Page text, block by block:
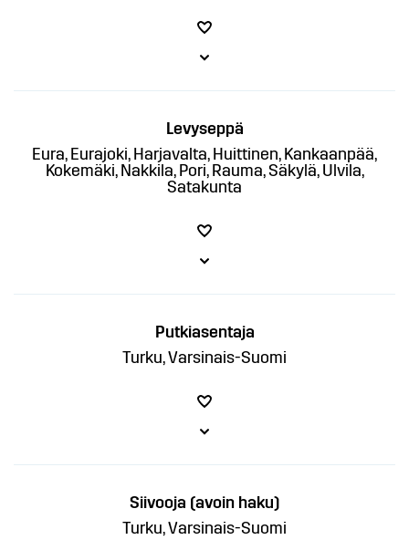
Levyseppä
Eura, Eurajoki, Harjavalta, Huittinen, Kankaanpää,
Kokemäki, Nakkila, Pori, Rauma, Säkylä, Ulvila,
Satakunta
Putkiasentaja
Turku, Varsinais-Suomi
Siivooja (avoin haku)
Turku, Varsinais-Suomi